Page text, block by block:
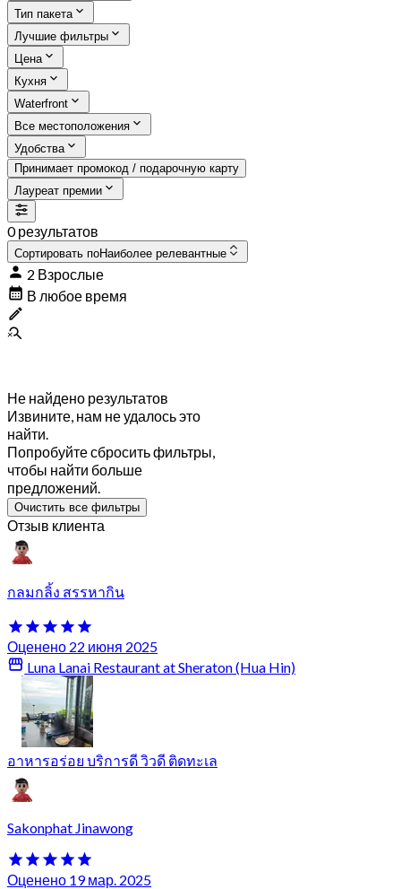
Тип пакета
Лучшие фильтры
Цена
Кухня
Waterfront
Все местоположения
Удобства
Принимает промокод / подарочную карту
Лауреат премии
0 результатов
Сортировать поНаиболее релевантные
2 Взрослые
В любое время
Не найдено результатов
Извините, нам не удалось это
найти.
Попробуйте сбросить фильтры,
чтобы найти больше
предложений.
Очистить все фильтры
Отзыв клиента
กลมกลิ้ง สรรหากิน
Оценено 22 июня 2025
Luna Lanai Restaurant at Sheraton (Hua Hin)
อาหารอร่อย บริการดี วิวดี ติดทะเล
Sakonphat Jinawong
Оценено 19 мар. 2025